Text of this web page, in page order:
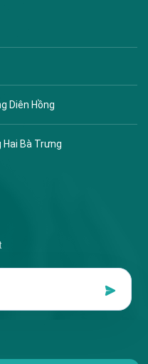
Diên Hồng
Bà Trưng